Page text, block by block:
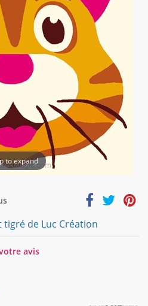
to expand
de Luc Création
avis